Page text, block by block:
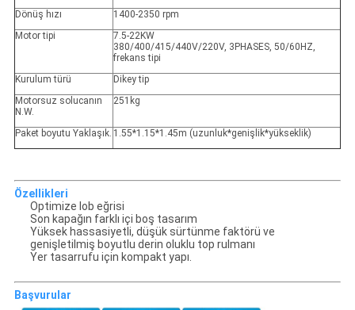
Dönüş hızı
1400-2350 rpm
Motor tipi
7.5-22KW
380/400/415/440V/220V, 3PHASES, 50/60HZ,
frekans tipi
Kurulum türü
Dikey tip
Motorsuz solucanın
N.W.
251kg
Paket boyutu Yaklaşık. 1.55*1.15*1.45m (uzunluk*genişlik*yükseklik)
Özellikleri
Optimize lob eğrisi
Son kapağın farklı içi boş tasarım
Yüksek hassasiyetli, düşük sürtünme faktörü ve
genişletilmiş boyutlu derin oluklu top rulmanı
Yer tasarrufu için kompakt yapı.
Başvurular